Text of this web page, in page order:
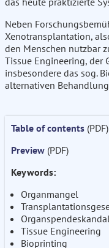
Neben
Xenotransplantation,
den Menschen nutzbar
Tissue Engineering, der
insbesondere das sog.
alternativen
Table of contents (PDF)
Preview (PDF)
Keywords:
Organmangel
Tissue Engineering
Bioprinting